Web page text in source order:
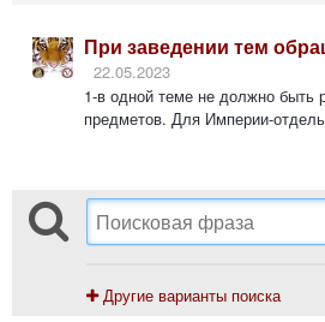
При заведении тем
22.05.2023
1-в одной теме не должно быть
предметов. Для Империи-
Другие варианты поиска